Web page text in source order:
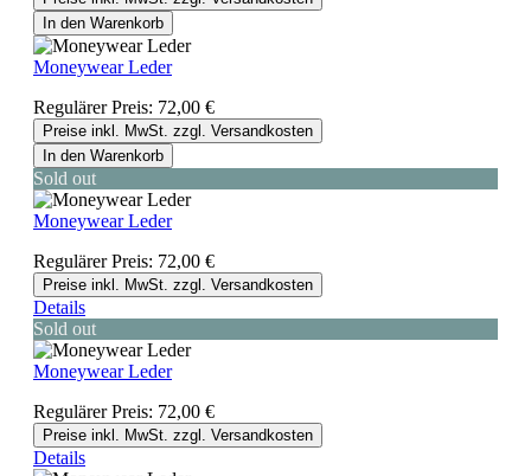
In den Warenkorb
Moneywear Leder
Regulärer Preis: 72,00 €
Preise inkl. MwSt. zzgl. Versandkosten
In den Warenkorb
Sold out
Moneywear Leder
Regulärer Preis: 72,00 €
Preise inkl. MwSt. zzgl. Versandkosten
Details
Sold out
Moneywear Leder
Regulärer Preis: 72,00 €
Preise inkl. MwSt. zzgl. Versandkosten
Details